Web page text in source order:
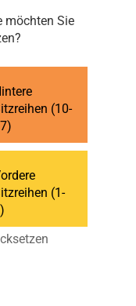
möchten Sie
(10-
(1-